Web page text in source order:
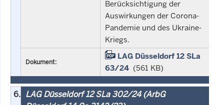
Berücksichtigung der
Auswirkungen der Corona-
Pandemie und des Ukraine-
Kriegs.
Dokument:
LAG Düsseldorf 12 SLa
63/24 (561 KB)
6. LAG Düsseldorf 12 SLa 302/24 (ArbG